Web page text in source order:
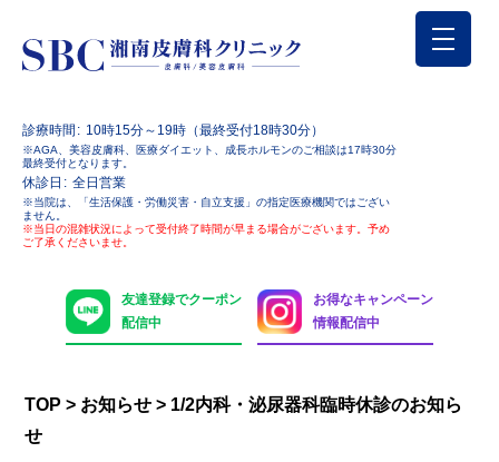
診療時間 10時15分～19時（最終受付18時30分）
※AGA、美容皮膚科、医療ダイエット、成長ホルモンのご相談は17時30分
最終受付となります。
休診日 全日営業
※当院は、「生活保護・労働災害・自立支援」の指定医療機関ではござい
ません。
※当日の混雑状況によって受付終了時間が早まる場合がございます。予め
ご了承くださいませ。
友達登録でクーポン
配信中
お得なキャンペーン
情報配信中
TOP > お知らせ > 1/2内科・泌尿器科臨時休診のお知ら
せ